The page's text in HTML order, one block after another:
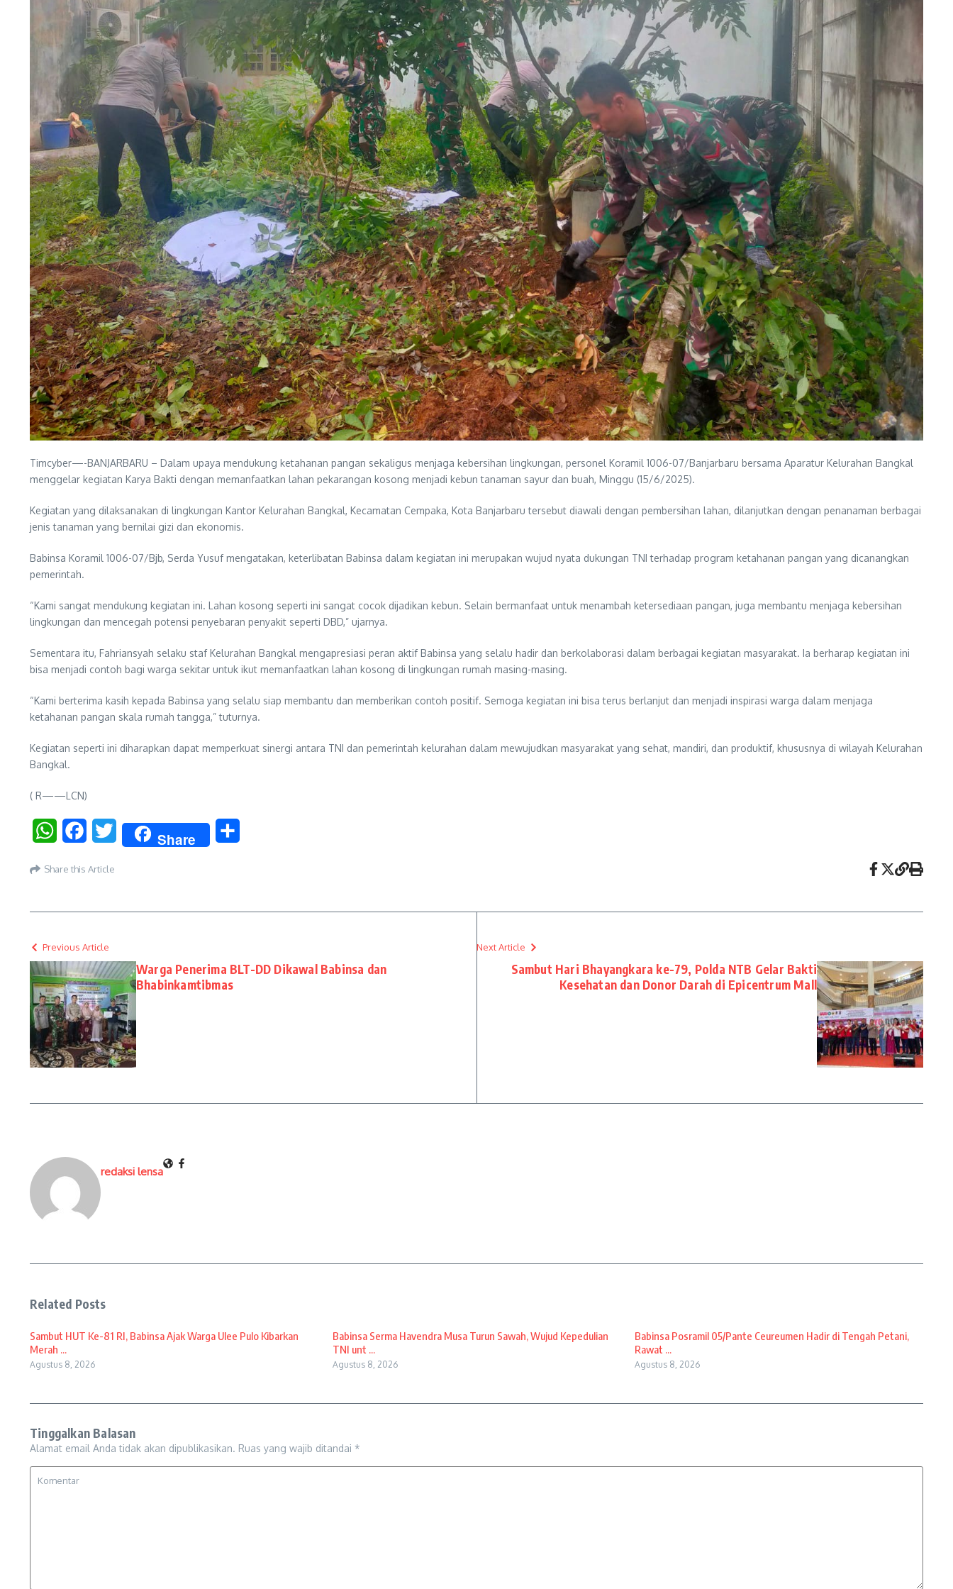
Timcyber—-BANJARBARU – Dalam upaya mendukung ketahanan pangan sekaligus menjaga kebersihan lingkungan, personel Koramil 1006-07/Banjarbaru bersama Aparatur Kelurahan Bangkal
menggelar kegiatan Karya Bakti dengan memanfaatkan lahan pekarangan kosong menjadi kebun tanaman sayur dan buah, Minggu (15/6/2025).
Kegiatan yang dilaksanakan di lingkungan Kantor Kelurahan Bangkal, Kecamatan Cempaka, Kota Banjarbaru tersebut diawali dengan pembersihan lahan, dilanjutkan dengan penanaman berbagai
jenis tanaman yang bernilai gizi dan ekonomis.
Babinsa Koramil 1006-07/Bjb, Serda Yusuf mengatakan, keterlibatan Babinsa dalam kegiatan ini merupakan wujud nyata dukungan TNI terhadap program ketahanan pangan yang dicanangkan
pemerintah.
“Kami sangat mendukung kegiatan ini. Lahan kosong seperti ini sangat cocok dijadikan kebun. Selain bermanfaat untuk menambah ketersediaan pangan, juga membantu menjaga kebersihan
lingkungan dan mencegah potensi penyebaran penyakit seperti DBD,” ujarnya.
Sementara itu, Fahriansyah selaku staf Kelurahan Bangkal mengapresiasi peran aktif Babinsa yang selalu hadir dan berkolaborasi dalam berbagai kegiatan masyarakat. Ia berharap kegiatan ini
bisa menjadi contoh bagi warga sekitar untuk ikut memanfaatkan lahan kosong di lingkungan rumah masing-masing.
“Kami berterima kasih kepada Babinsa yang selalu siap membantu dan memberikan contoh positif. Semoga kegiatan ini bisa terus berlanjut dan menjadi inspirasi warga dalam menjaga
ketahanan pangan skala rumah tangga,” tuturnya.
Kegiatan seperti ini diharapkan dapat memperkuat sinergi antara TNI dan pemerintah kelurahan dalam mewujudkan masyarakat yang sehat, mandiri, dan produktif, khususnya di wilayah Kelurahan
Bangkal.
( R——LCN)
WhatsAppFacebookTwitter Share
Share this Article
Previous Article
Warga Penerima BLT-DD Dikawal Babinsa dan
Bhabinkamtibmas
Next Article
Sambut Hari Bhayangkara ke-79, Polda NTB Gelar Bakti
Kesehatan dan Donor Darah di Epicentrum Mall
redaksi lensa
Related Posts
Sambut HUT Ke-81 RI, Babinsa Ajak Warga Ulee Pulo Kibarkan
Merah ...
Agustus 8, 2026
Babinsa Serma Havendra Musa Turun Sawah, Wujud Kepedulian
TNI unt ...
Agustus 8, 2026
Babinsa Posramil 05/Pante Ceureumen Hadir di Tengah Petani,
Rawat ...
Agustus 8, 2026
Tinggalkan Balasan
Alamat email Anda tidak akan dipublikasikan. Ruas yang wajib ditandai *